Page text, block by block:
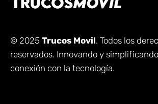
© 2025 Trucos Movil. Todos los
reservados. Innovando y
conexión con la tecnología.